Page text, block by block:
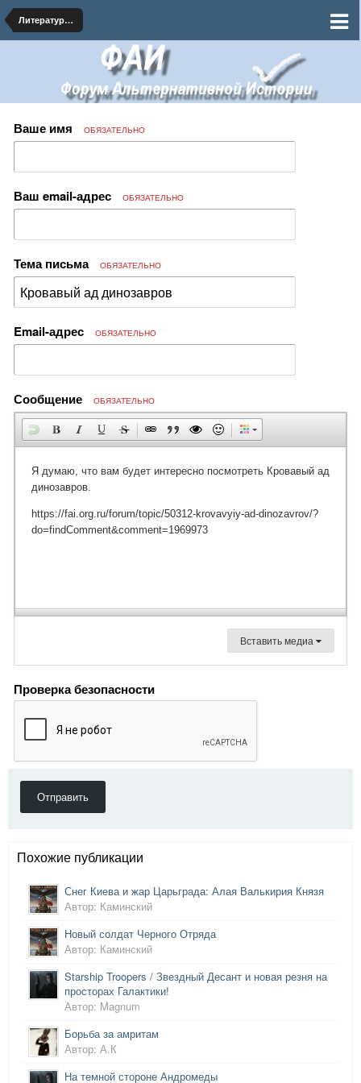
Литературная мастерская - АИ тексты на форуме
Ваше имя ОБЯЗАТЕЛЬНО
Ваш email-адрес ОБЯЗАТЕЛЬНО
Тема письма ОБЯЗАТЕЛЬНО
Email-адрес ОБЯЗАТЕЛЬНО
Сообщение ОБЯЗАТЕЛЬНО
Вставить медиа
Проверка безопасности
Отправить
Похожие публикации
Снег Киева и жар Царьграда: Алая Валькирия Князя
Автор: Каминский
Новый солдат Черного Отряда
Автор: Каминский
Starship Troopers / Звездный Десант и новая резня на
просторах Галактики!
Автор: Magnum
Борьба за амритам
Автор: А.К
На темной стороне Андромеды